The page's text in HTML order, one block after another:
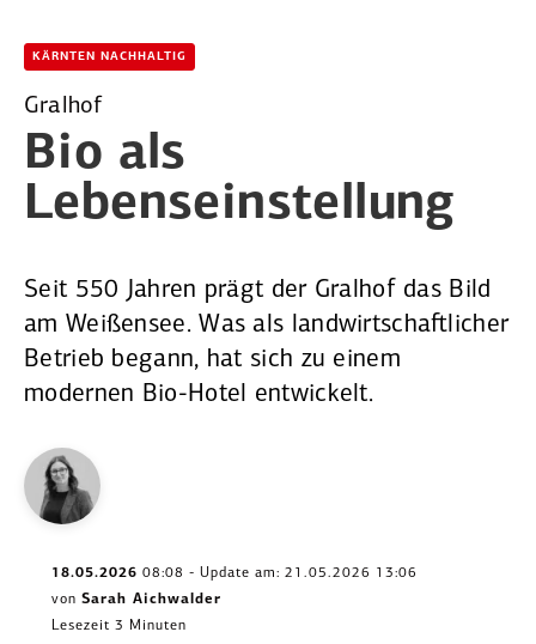
KÄRNTEN NACHHALTIG
Gralhof
Bio als
Lebens­ein­stellung
Seit 550 Jahren prägt der Gralhof das Bild
am Weißensee. Was als landwirtschaftlicher
Betrieb begann, hat sich zu einem
modernen Bio-Hotel entwickelt.
18.05.2026 08:08 - Update am: 21.05.2026 13:06
von Sarah Aichwalder
Lesezeit 3 Minuten